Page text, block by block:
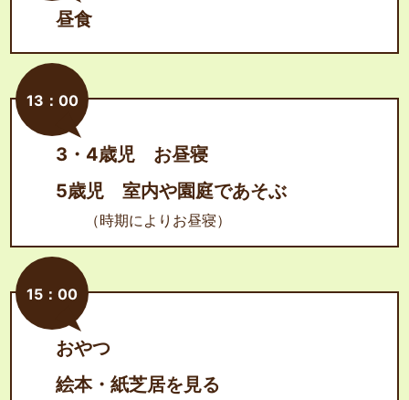
昼食
13：00
3・4歳児 お昼寝
5歳児 室内や園庭であそぶ
（時期によりお昼寝）
15：00
おやつ
絵本・紙芝居を見る